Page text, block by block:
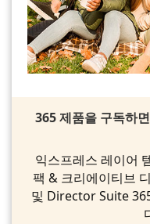
365 제품을 구독하
익스프레스 레이어
팩 & 크리에이티브
및 Director Suite